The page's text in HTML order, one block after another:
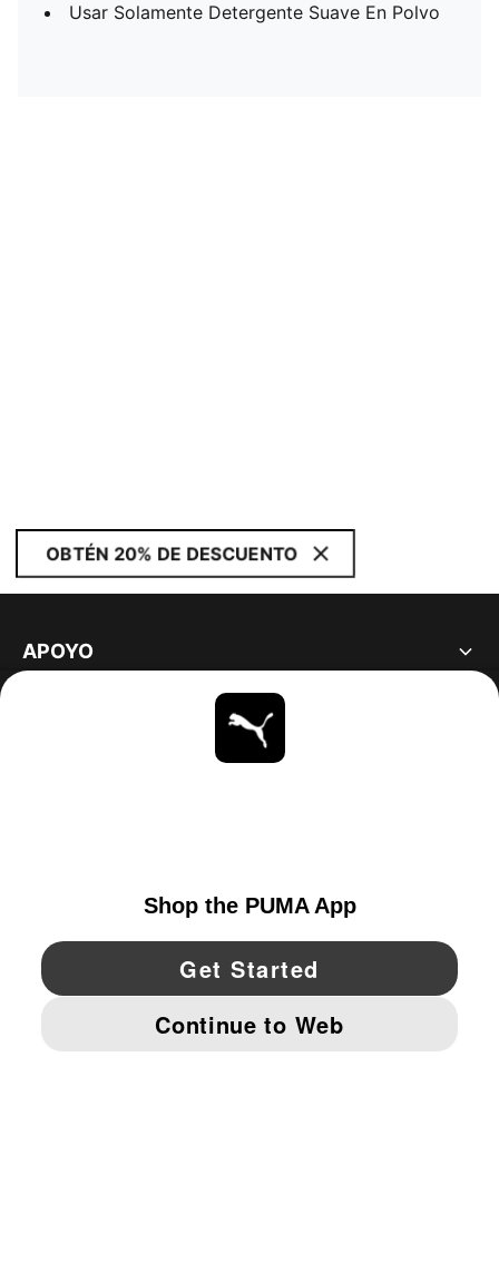
Usar Solamente Detergente Suave En Polvo
OBTÉN 20% DE DESCUENTO
APOYO
YouTube Twitter Pinterest
IMPRINT AND LEGAL DATA